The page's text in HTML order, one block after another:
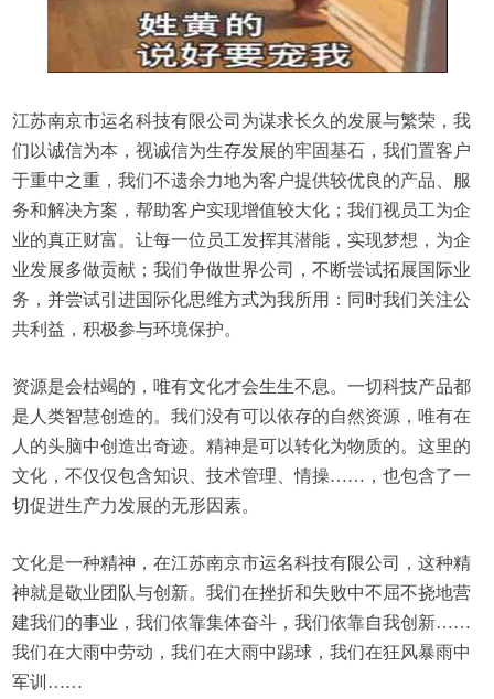
江苏南京市运名科技有限公司为谋求长久的发展与繁荣，我
们以诚信为本，视诚信为生存发展的牢固基石，我们置客户
于重中之重，我们不遗余力地为客户提供较优良的产品、服
务和解决方案，帮助客户实现增值较大化；我们视员工为企
业的真正财富。让每一位员工发挥其潜能，实现梦想，为企
业发展多做贡献；我们争做世界公司，不断尝试拓展国际业
务，并尝试引进国际化思维方式为我所用：同时我们关注公
共利益，积极参与环境保护。
资源是会枯竭的，唯有文化才会生生不息。一切科技产品都
是人类智慧创造的。我们没有可以依存的自然资源，唯有在
人的头脑中创造出奇迹。精神是可以转化为物质的。这里的
文化，不仅仅包含知识、技术管理、情操……，也包含了一
切促进生产力发展的无形因素。
文化是一种精神，在江苏南京市运名科技有限公司，这种精
神就是敬业团队与创新。我们在挫折和失败中不屈不挠地营
建我们的事业，我们依靠集体奋斗，我们依靠自我创新……
我们在大雨中劳动，我们在大雨中踢球，我们在狂风暴雨中
军训……